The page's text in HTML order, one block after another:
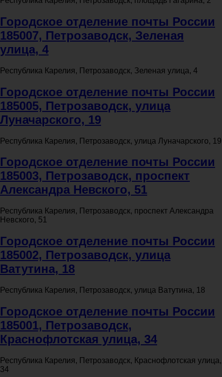
Городское отделение почты России
185007, Петрозаводск, Зеленая
улица, 4
Республика Карелия, Петрозаводск, Зеленая улица, 4
Городское отделение почты России
185005, Петрозаводск, улица
Луначарского, 19
Республика Карелия, Петрозаводск, улица Луначарского, 19
Городское отделение почты России
185003, Петрозаводск, проспект
Александра Невского, 51
Республика Карелия, Петрозаводск, проспект Александра
Невского, 51
Городское отделение почты России
185002, Петрозаводск, улица
Ватутина, 18
Республика Карелия, Петрозаводск, улица Ватутина, 18
Городское отделение почты России
185001, Петрозаводск,
Краснофлотская улица, 34
Республика Карелия, Петрозаводск, Краснофлотская улица,
34